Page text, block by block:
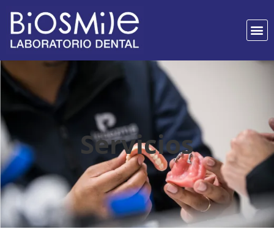
Servicios